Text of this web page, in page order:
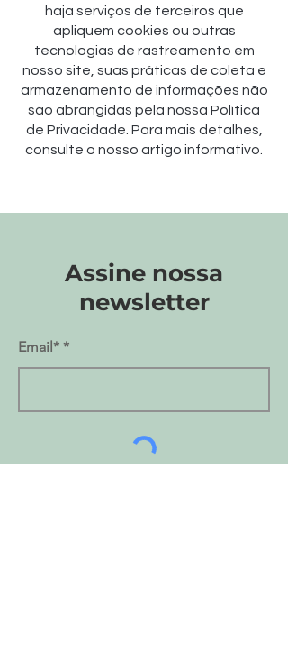
haja serviços de terceiros que
apliquem cookies ou outras
tecnologias de rastreamento em
nosso site, suas práticas de coleta e
armazenamento de informações não
são abrangidas pela nossa Política
de Privacidade. Para mais detalhes,
consulte o nosso artigo informativo.
Assine nossa
newsletter
Email*